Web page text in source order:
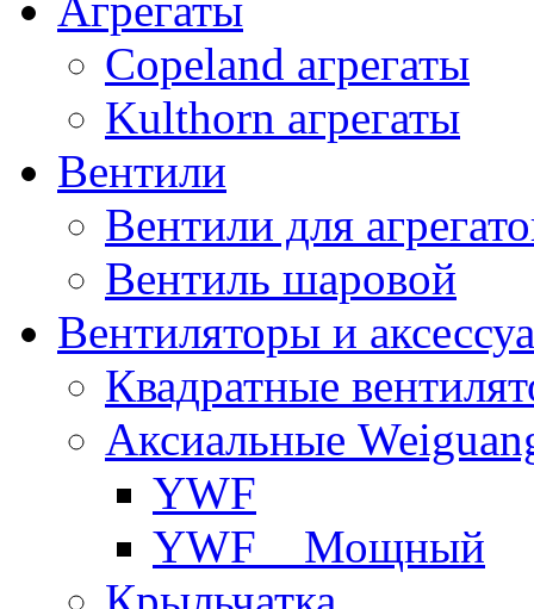
Агрегаты
Copeland агрегаты
Kulthorn агрегаты
Вентили
Вентили для
Вентиль шаровой
Вентиляторы и
Квадратные
Аксиальные
YWF
YWF _ Мощный